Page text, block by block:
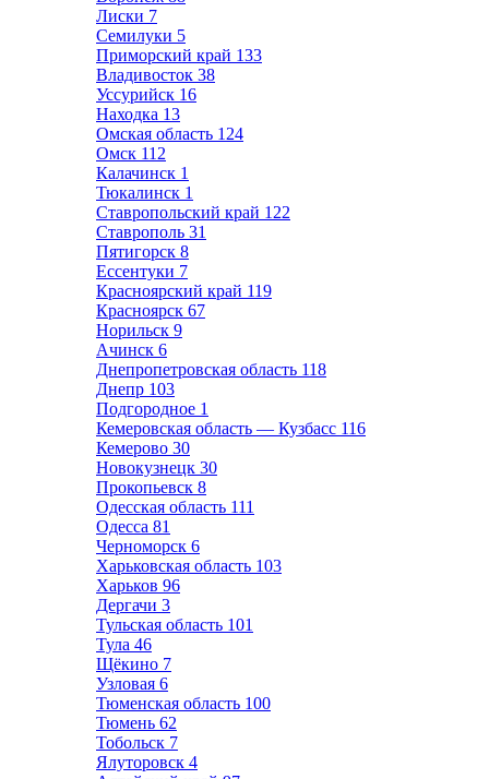
Лиски 7
Семилуки 5
Приморский край 133
Владивосток 38
Уссурийск 16
Находка 13
Омская область 124
Омск 112
Калачинск 1
Тюкалинск 1
Ставропольский край 122
Ставрополь 31
Пятигорск 8
Ессентуки 7
Красноярский край 119
Красноярск 67
Норильск 9
Ачинск 6
Днепропетровская область 118
Днепр 103
Подгородное 1
Кемеровская область — Кузбасс 116
Кемерово 30
Новокузнецк 30
Прокопьевск 8
Одесская область 111
Одесса 81
Черноморск 6
Харьковская область 103
Харьков 96
Дергачи 3
Тульская область 101
Тула 46
Щёкино 7
Узловая 6
Тюменская область 100
Тюмень 62
Тобольск 7
Ялуторовск 4